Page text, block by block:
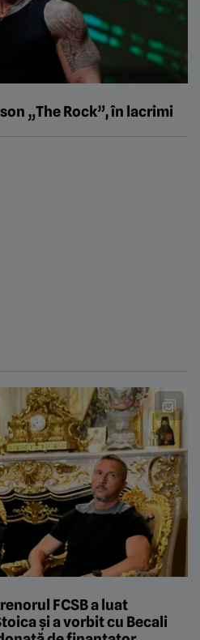
„The Rock”, în lacrimi
FCSB a luat
și a vorbit cu Becali